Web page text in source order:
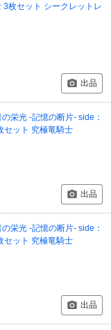
枚セット シークレットレ
出品
栄光 -記憶の断片- side：
セット 究極竜騎士
出品
栄光 -記憶の断片- side：
セット 究極竜騎士
出品